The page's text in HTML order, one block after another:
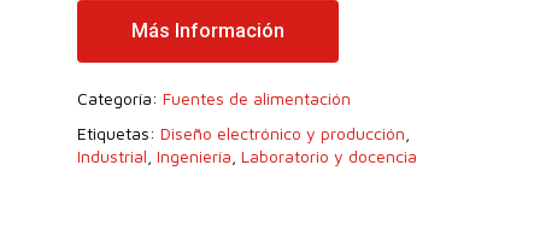
Más Información
Categoría: Fuentes de alimentación
Etiquetas: Diseño electrónico y producción
Industrial Ingeniería Laboratorio y docencia